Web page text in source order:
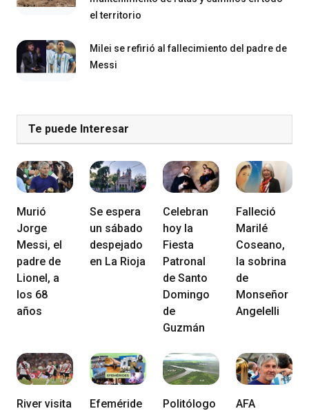
el territorio
Milei se refirió al fallecimiento del padre de
Messi
Te puede Interesar
Murió
Jorge
Messi, el
padre de
Lionel, a
los 68
años
Se espera
un sábado
despejado
en La Rioja
Celebran
hoy la
Fiesta
Patronal
de Santo
Domingo
de
Guzmán
Falleció
Marilé
Coseano,
la sobrina
de
Monseñor
Angelelli
River visita
Efeméride
Politólogo
AFA